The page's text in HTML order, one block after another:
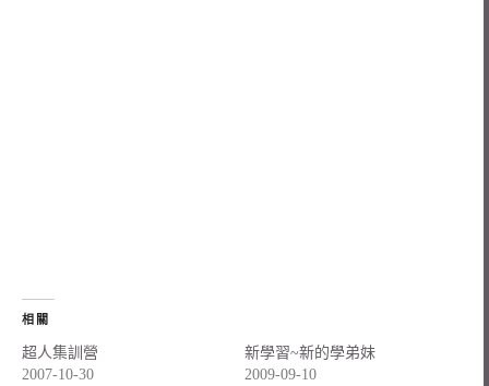
相關
超人集訓營
2007-10-30
新學習~新的學弟妹
2009-09-10